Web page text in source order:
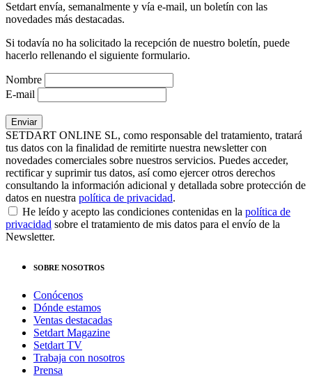
Setdart envía, semanalmente y vía e-mail, un boletín con las
novedades más destacadas.
Si todavía no ha solicitado la recepción de nuestro boletín, puede
hacerlo rellenando el siguiente formulario.
Nombre
E-mail
SETDART ONLINE SL, como responsable del tratamiento, tratará
tus datos con la finalidad de remitirte nuestra newsletter con
novedades comerciales sobre nuestros servicios. Puedes acceder,
rectificar y suprimir tus datos, así como ejercer otros derechos
consultando la información adicional y detallada sobre protección de
datos en nuestra política de privacidad.
He leído y acepto las condiciones contenidas en la política de
privacidad sobre el tratamiento de mis datos para el envío de la
Newsletter.
SOBRE NOSOTROS
Conócenos
Dónde estamos
Ventas destacadas
Setdart Magazine
Setdart TV
Trabaja con nosotros
Prensa